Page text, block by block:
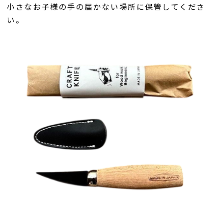
小さなお子様の手の届かない場所に保管してくださ
い。